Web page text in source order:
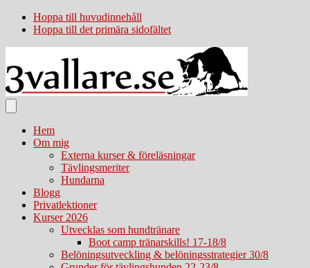
Hoppa till huvudinnehåll
Hoppa till det primära sidofältet
Hem
Om mig
Externa kurser & föreläsningar
Tävlingsmeriter
Hundarna
Blogg
Privatlektioner
Kurser 2026
Utvecklas som hundtränare
Boot camp tränarskills! 17-18/8
Belöningsutveckling & belöningsstrategier 30/8